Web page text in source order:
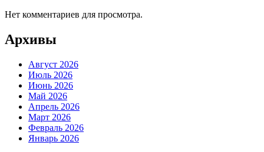
Нет комментариев для просмотра.
Архивы
Август 2026
Июль 2026
Июнь 2026
Май 2026
Апрель 2026
Март 2026
Февраль 2026
Январь 2026